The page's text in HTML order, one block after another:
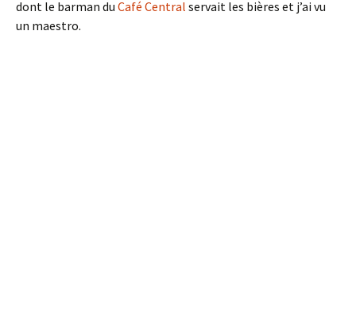
dont le barman du Café Central servait les bières et j’ai vu
un maestro.